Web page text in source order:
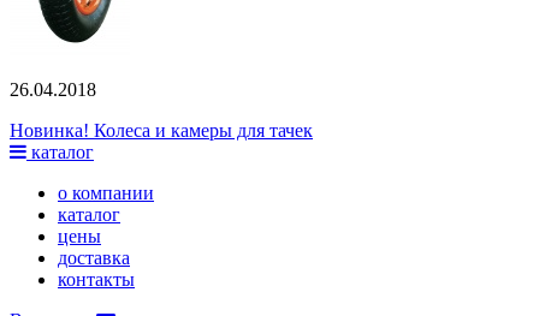
26.04.2018
Новинка! Колеса и камеры для тачек
каталог
о компании
каталог
цены
доставка
контакты